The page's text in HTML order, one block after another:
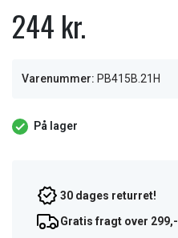
244 kr.
Varenummer: PB415B.21H
På lager
30 dages returret!
Gratis fragt over 299,-